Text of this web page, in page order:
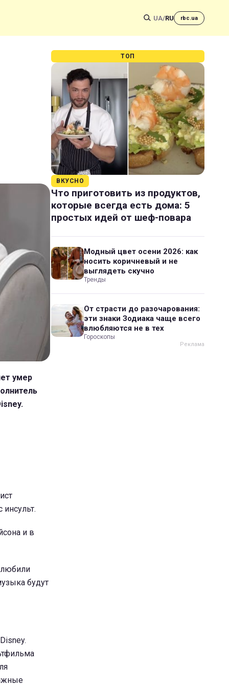
UA/RU rbc.ua
умер
инсульт.
и в
любили
будут
ТОП
ВКУСНО
Что приготовить из продуктов,
которые всегда есть дома: 5
простых идей от шеф-повара
Модный цвет осени 2026: как
носить коричневый и не
выглядеть скучно
Тренды
От страсти до разочарования:
эти знаки Зодиака чаще всего
влюбляются не в тех
Гороскопы